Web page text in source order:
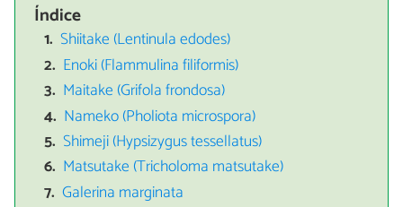
Índice
Shiitake (Lentinula edodes)
Enoki (Flammulina filiformis)
Maitake (Grifola frondosa)
Nameko (Pholiota microspora)
Shimeji (Hypsizygus tessellatus)
Matsutake (Tricholoma matsutake)
Galerina marginata